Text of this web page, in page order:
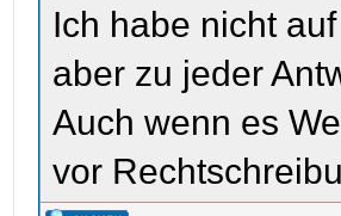
Ich habe nicht
aber zu jeder
Auch wenn es
vor